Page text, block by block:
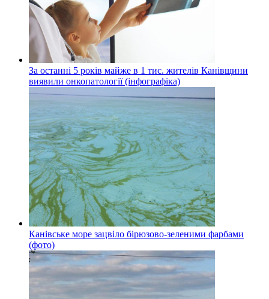
За останні 5 років майже в 1 тис. жителів Канівщини
виявили онкопатології (інфографіка)
Канівське море зацвіло бірюзово-зеленими фарбами
(фото)